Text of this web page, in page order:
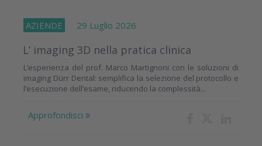
AZIENDE 29 Luglio 2026
L’ imaging 3D nella pratica clinica
L’esperienza del prof. Marco Martignoni con le soluzioni di
imaging Dürr Dental: semplifica la selezione del protocollo e
l’esecuzione dell’esame, riducendo la complessità...
Approfondisci